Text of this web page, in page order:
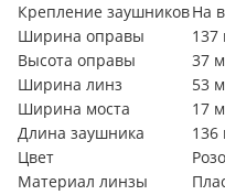
Крепление заушниковНа
Ширина оправы
137
Высота оправы
37
Ширина линз
53
Ширина моста
17
Длина заушника
136
Цвет
Материал линзы